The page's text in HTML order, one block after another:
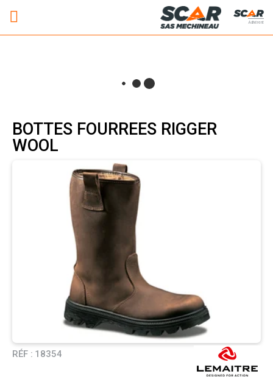
Adhérent
BOTTES FOURREES RIGGER
WOOL
RÉF : 18354